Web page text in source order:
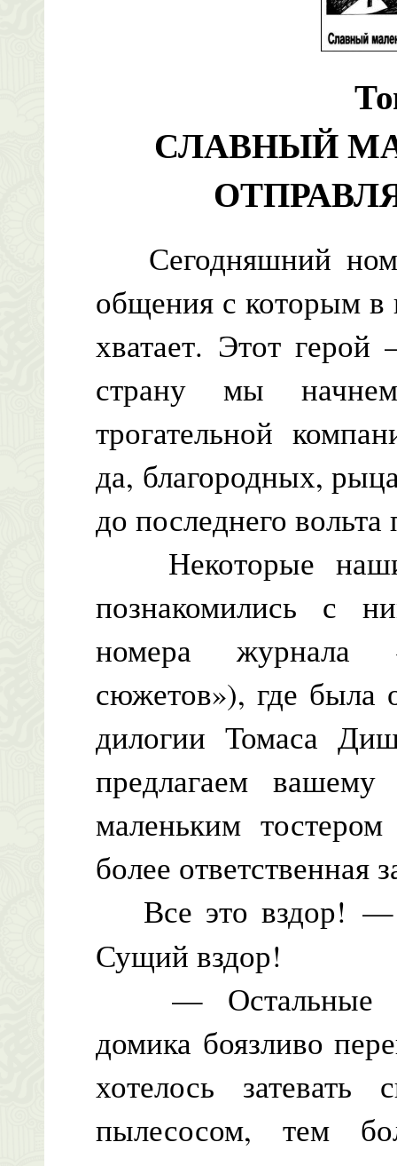
СЛАВНЫЙ
Сегодняшний
общения с которым в
хватает. Этот
страну мы
трогательной
да, благородных,
до последнего
Некоторые наши
познакомились с
номера журнала
сюжетов»), где была
дилогии Томаса
предлагаем
маленьким
более ответственная
Все это вздор! —
Сущий вздор!
— Остальные
домика боязливо
хотелось
пылесосом, тем